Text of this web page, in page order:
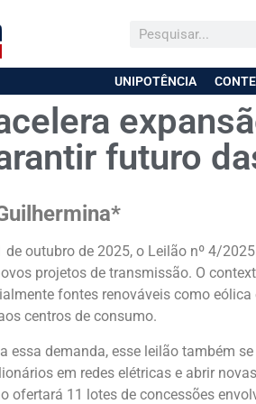
UNIPOTÊNCIA
futuro
de outubro de 2025, o Leilão nº 4/
projetos de transmissão. O
fontes renováveis como
centros de consumo.
essa demanda, esse leilão também
em redes elétricas e abrir
ofertará 11 lotes de concessões